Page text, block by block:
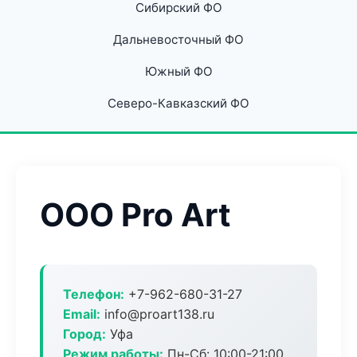
Сибирский ФО
Дальневосточный ФО
Южный ФО
Северо-Кавказский ФО
ООО Pro Art
Телефон: +7-962-680-31-27
Email: info@proart138.ru
Город: Уфа
Режим работы: Пн-Сб: 10:00-21:00,